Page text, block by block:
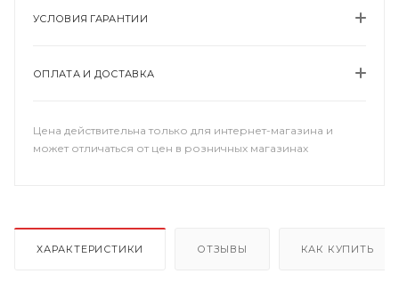
УСЛОВИЯ ГАРАНТИИ
ОПЛАТА И ДОСТАВКА
Цена действительна только для интернет-магазина и
может отличаться от цен в розничных магазинах
ХАРАКТЕРИСТИКИ ОТЗЫВЫ КАК КУПИТЬ